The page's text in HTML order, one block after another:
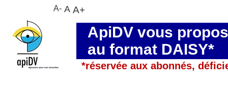
ApiDV vous
au format DAISY*
*réservée aux abonnés,
A- A A+